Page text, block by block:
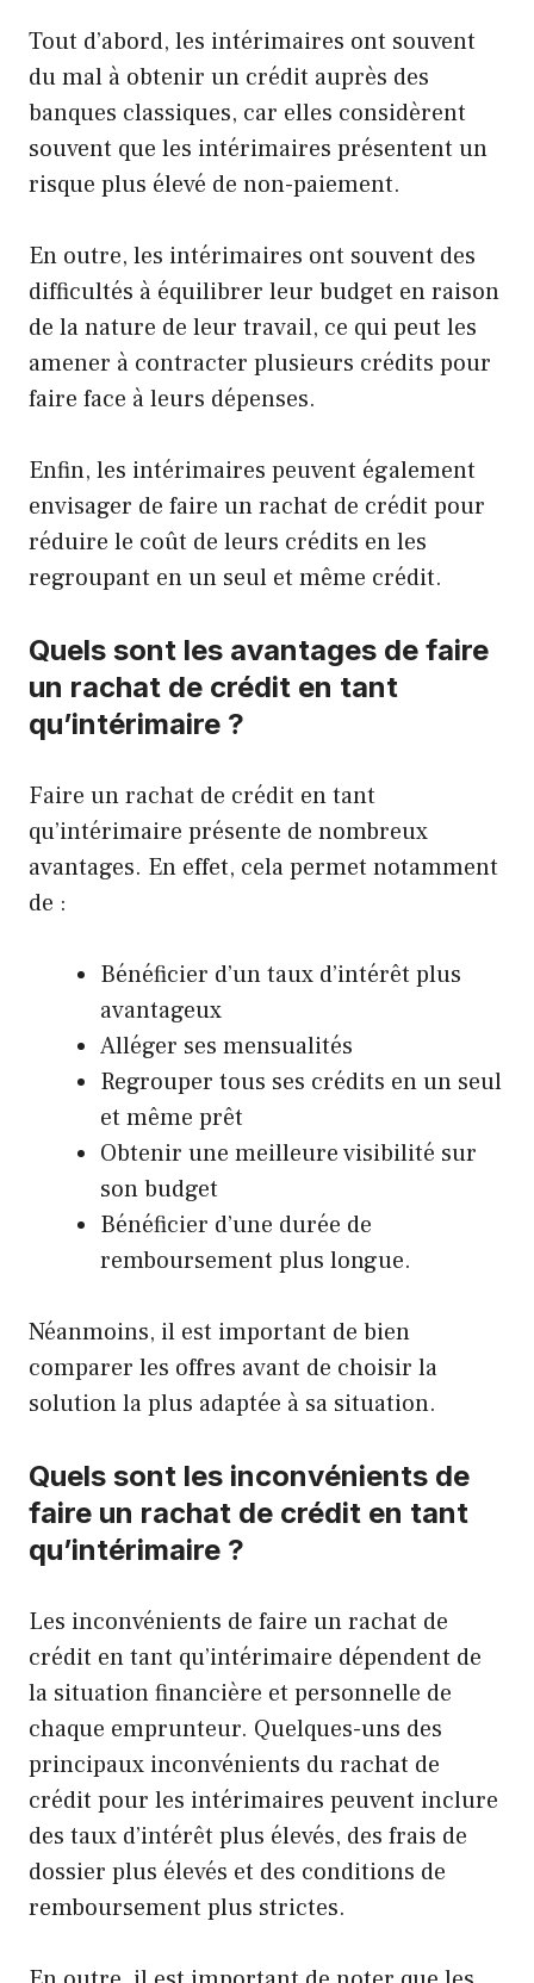
Tout d’abord, les intérimaires ont souvent
du mal à obtenir un crédit auprès des
banques classiques, car elles considèrent
souvent que les intérimaires présentent un
risque plus élevé de non-paiement.
En outre, les intérimaires ont souvent des
difficultés à équilibrer leur budget en raison
de la nature de leur travail, ce qui peut les
amener à contracter plusieurs crédits pour
faire face à leurs dépenses.
Enfin, les intérimaires peuvent également
envisager de faire un rachat de crédit pour
réduire le coût de leurs crédits en les
regroupant en un seul et même crédit.
Quels sont les avantages de faire
un rachat de crédit en tant
qu’intérimaire ?
Faire un rachat de crédit en tant
qu’intérimaire présente de nombreux
avantages. En effet, cela permet notamment
de :
Bénéficier d’un taux d’intérêt plus
avantageux
Alléger ses mensualités
Regrouper tous ses crédits en un seul
et même prêt
Obtenir une meilleure visibilité sur
son budget
Bénéficier d’une durée de
remboursement plus longue.
Néanmoins, il est important de bien
comparer les offres avant de choisir la
solution la plus adaptée à sa situation.
Quels sont les inconvénients de
faire un rachat de crédit en tant
qu’intérimaire ?
Les inconvénients de faire un rachat de
crédit en tant qu’intérimaire dépendent de
la situation financière et personnelle de
chaque emprunteur. Quelques-uns des
principaux inconvénients du rachat de
crédit pour les intérimaires peuvent inclure
des taux d’intérêt plus élevés, des frais de
dossier plus élevés et des conditions de
remboursement plus strictes.